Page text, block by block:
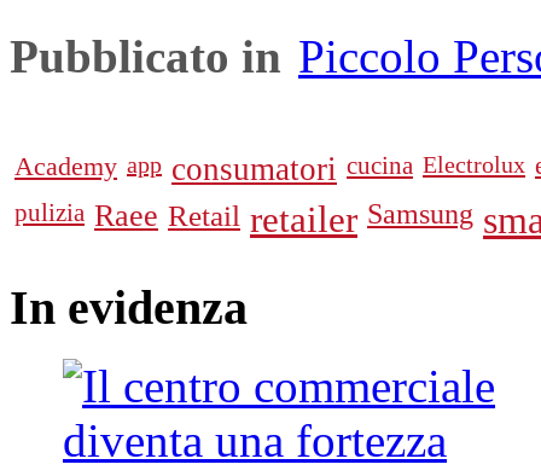
Pubblicato in Piccolo
Academy app consumatori cucina Electrolux
pulizia Raee Retail retailer Samsung
In evidenza